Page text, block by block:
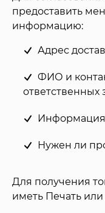
предоставить
информацию:
Адрес
ФИО и
ответственных
Нужен ли
Для получения
иметь Печать